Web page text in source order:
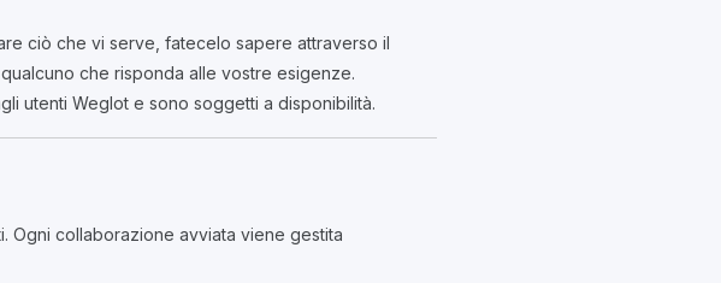
ciò che vi serve, fatecelo sapere attraverso il
che risponda alle vostre esigenze.
utenti Weglot e sono soggetti a disponibilità.
Ogni collaborazione avviata viene gestita